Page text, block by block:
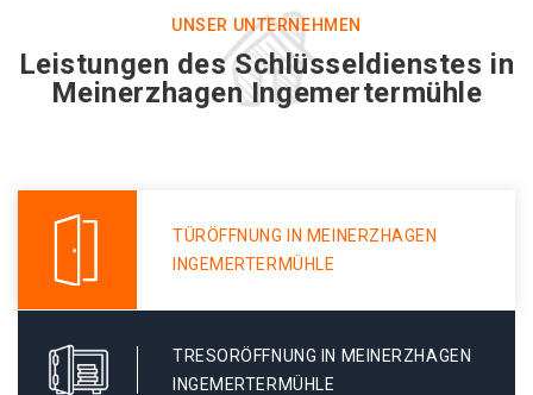
UNSER UNTERNEHMEN
Leistungen des Schlüsseldienstes in
Meinerzhagen Ingemertermühle
TÜRÖFFNUNG IN MEINERZHAGEN
INGEMERTERMÜHLE
TRESORÖFFNUNG IN MEINERZHAGEN
INGEMERTERMÜHLE